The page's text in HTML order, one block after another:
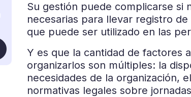
Su gestión puede complicarse si
necesarias para llevar registro
que puede ser utilizado en las
Y es que la cantidad de factores
organizarlos son múltiples: la
necesidades de la organización,
normativas legales sobre